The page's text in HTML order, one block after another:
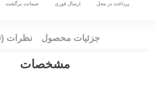
پرداخت در محل ارسال فوری ضمانت برگشت
جزئیات محصول نظرات (0)
مشخصات